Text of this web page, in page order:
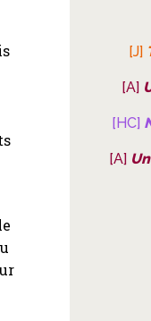
[J]
[A]
[HC]
[A]